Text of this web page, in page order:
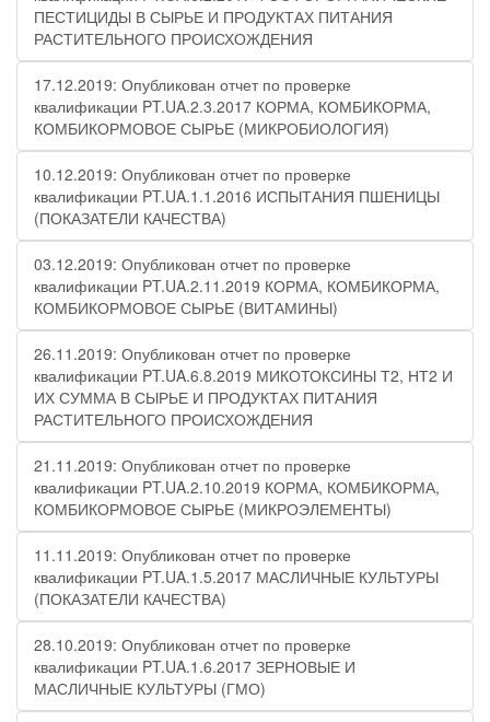
ПЕСТИЦИДЫ В СЫРЬЕ И ПРОДУКТАХ ПИТАНИЯ
РАСТИТЕЛЬНОГО ПРОИСХОЖДЕНИЯ
17.12.2019: Опубликован отчет по проверке
квалификации PT.UA.2.3.2017 КОРМА, КОМБИКОРМА,
КОМБИКОРМОВОЕ СЫРЬЕ (МИКРОБИОЛОГИЯ)
10.12.2019: Опубликован отчет по проверке
квалификации PT.UA.1.1.2016 ИСПЫТАНИЯ ПШЕНИЦЫ
(ПОКАЗАТЕЛИ КАЧЕСТВА)
03.12.2019: Опубликован отчет по проверке
квалификации PT.UA.2.11.2019 КОРМА, КОМБИКОРМА,
КОМБИКОРМОВОЕ СЫРЬЕ (ВИТАМИНЫ)
26.11.2019: Опубликован отчет по проверке
квалификации PT.UA.6.8.2019 МИКОТОКСИНЫ Т2, НТ2 И
ИХ СУММА В СЫРЬЕ И ПРОДУКТАХ ПИТАНИЯ
РАСТИТЕЛЬНОГО ПРОИСХОЖДЕНИЯ
21.11.2019: Опубликован отчет по проверке
квалификации PT.UA.2.10.2019 КОРМА, КОМБИКОРМА,
КОМБИКОРМОВОЕ СЫРЬЕ (МИКРОЭЛЕМЕНТЫ)
11.11.2019: Опубликован отчет по проверке
квалификации PT.UA.1.5.2017 МАСЛИЧНЫЕ КУЛЬТУРЫ
(ПОКАЗАТЕЛИ КАЧЕСТВА)
28.10.2019: Опубликован отчет по проверке
квалификации PT.UA.1.6.2017 ЗЕРНОВЫЕ И
МАСЛИЧНЫЕ КУЛЬТУРЫ (ГМО)